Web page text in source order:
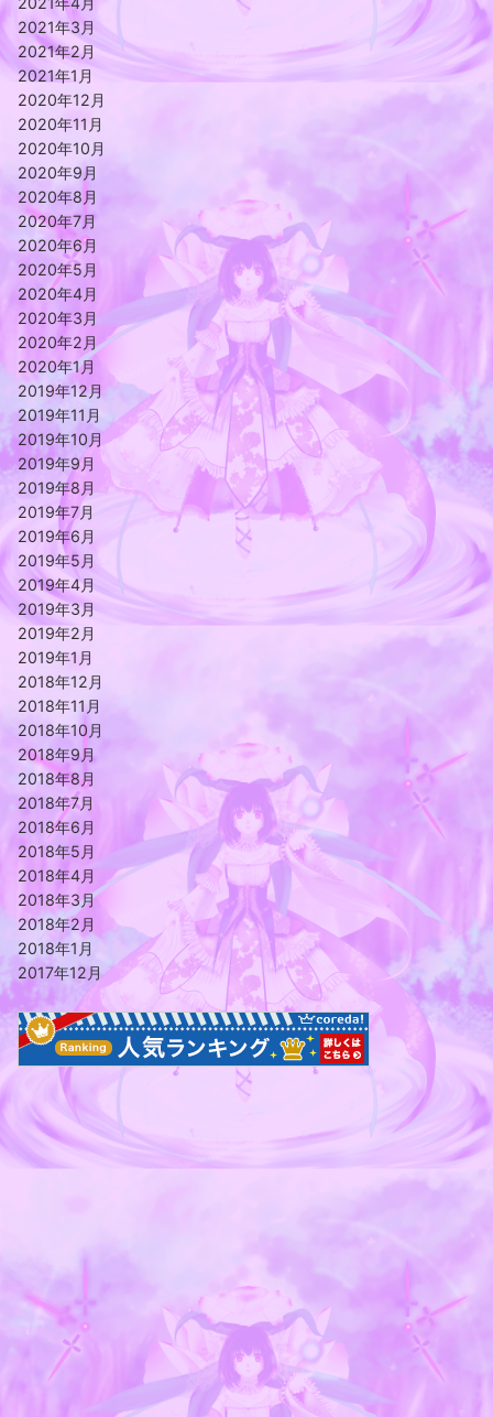
2021年3月
2021年2月
2021年1月
2020年12月
2020年11月
2020年10月
2020年9月
2020年8月
2020年7月
2020年6月
2020年5月
2020年4月
2020年3月
2020年2月
2020年1月
2019年12月
2019年11月
2019年10月
2019年9月
2019年8月
2019年7月
2019年6月
2019年5月
2019年4月
2019年3月
2019年2月
2019年1月
2018年12月
2018年11月
2018年10月
2018年9月
2018年8月
2018年7月
2018年6月
2018年5月
2018年4月
2018年3月
2018年2月
2018年1月
2017年12月